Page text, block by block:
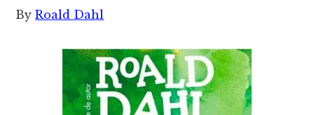
ByRoald Dahl